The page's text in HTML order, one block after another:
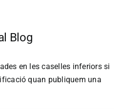
Blog
en les caselles inferiors si
quan publiquem una